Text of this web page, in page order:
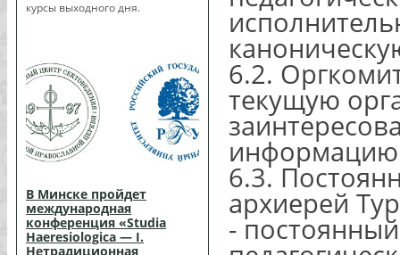
курсы выходного дня.
В Минске пройдет
международная
конференция «Studia
Haeresiologica — I.
Нетрадиционная
6.2.
текущую
информацию
6.3.
архиерей
-